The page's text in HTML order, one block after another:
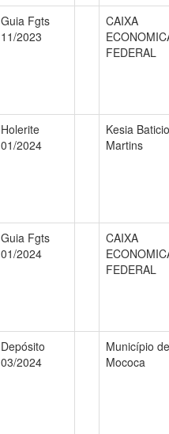
Guia Fgts
11/2023
CAIXA
FEDERAL
Holerite
01/2024
Kesia
Martins
Guia Fgts
01/2024
CAIXA
FEDERAL
Depósito
03/2024
Município de
Mococa